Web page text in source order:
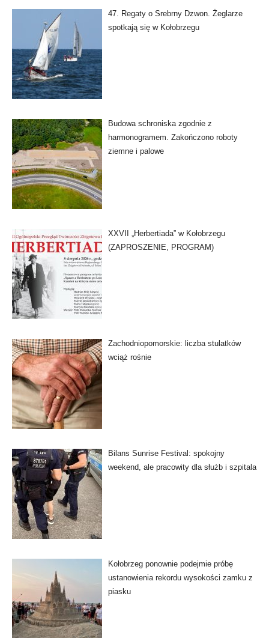
47. Regaty o Srebrny Dzwon. Żeglarze
spotkają się w Kołobrzegu
Budowa schroniska zgodnie z
harmonogramem. Zakończono roboty
ziemne i palowe
XXVII „Herbertiada” w Kołobrzegu
(ZAPROSZENIE, PROGRAM)
Zachodniopomorskie: liczba stulatków
wciąż rośnie
Bilans Sunrise Festival: spokojny
weekend, ale pracowity dla służb i szpitala
Kołobrzeg ponownie podejmie próbę
ustanowienia rekordu wysokości zamku z
piasku